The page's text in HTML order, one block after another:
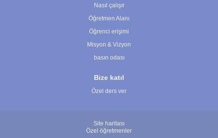
Nasıl çalışır
Öğretmen Alanı
Öğrenci erişimi
Misyon & Vizyon
basın odası
Bize katıl
Özel ders ver
Site haritası
Özel öğretmenler